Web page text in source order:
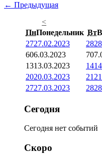
← Предыдущая
<
ПнПонедельник Вт
2727.02.2023 28
606.03.2023 7
1313.03.2023 14
2020.03.2023 21
2727.03.2023 28
Сегодня
Сегодня нет событий
Скоро